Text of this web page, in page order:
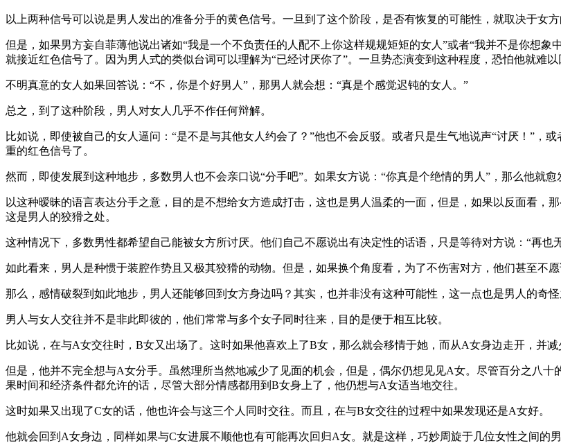
以上两种信号可以说是男人发出的准备分手的黄色信号。一旦到了这个阶段，是否有恢复的可能性，就取决于女方
但是，如果男方妄自菲薄他说出诸如“我是一个不负责任的人配不上你这样规规矩矩的女人”或者“我并不是你想
就接近红色信号了。因为男人式的类似台词可以理解为“已经讨厌你了”。一旦势态演变到这种程度，恐怕他就难以
不明真意的女人如果回答说：“不，你是个好男人”，那男人就会想：“真是个感觉迟钝的女人。”
总之，到了这种阶段，男人对女人几乎不作任何辩解。
比如说，即使被自己的女人逼问：“是不是与其他女人约会了？”他也不会反驳。或者只是生气地说声“讨厌！”，
重的红色信号了。
然而，即使发展到这种地步，多数男人也不会亲口说“分手吧”。如果女方说：“你真是个绝情的男人”，那么他就
以这种暧昧的语言表达分手之意，目的是不想给女方造成打击，这也是男人温柔的一面，但是，如果以反面看，
这是男人的狡猾之处。
这种情况下，多数男性都希望自己能被女方所讨厌。他们自己不愿说出有决定性的话语，只是等待对方说：“再也
如此看来，男人是种惯于装腔作势且又极其狡猾的动物。但是，如果换个角度看，为了不伤害对方，他们甚至不
那么，感情破裂到如此地步，男人还能够回到女方身边吗？其实，也并非没有这种可能性，这一点也是男人的奇怪
男人与女人交往并不是非此即彼的，他们常常与多个女子同时往来，目的是便于相互比较。
比如说，在与A女交往时，B女又出场了。这时如果他喜欢上了B女，那么就会移情于她，而从A女身边走开，并减
但是，他并不完全想与A女分手。虽然理所当然地减少了见面的机会，但是，偶尔仍想见见A女。尽管百分之八
果时间和经济条件都允许的话，尽管大部分情感都用到B女身上了，他仍想与A女适当地交往。
这时如果又出现了C女的话，他也许会与这三个人同时交往。而且，在与B女交往的过程中如果发现还是A女好。
他就会回到A女身边，同样如果与C女进展不顺他也有可能再次回归A女。就是这样，巧妙周旋于几位女性之间的男